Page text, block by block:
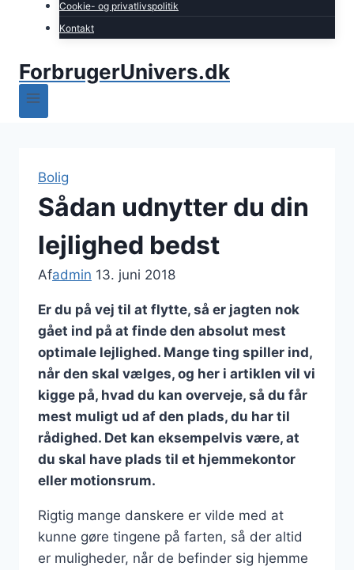
Cookie- og privatlivspolitik
Kontakt
ForbrugerUnivers.dk
Bolig
Sådan udnytter du din
lejlighed bedst
Afadmin 13. juni 2018
Er du på vej til at flytte, så er jagten nok
gået ind på at finde den absolut mest
optimale lejlighed. Mange ting spiller ind,
når den skal vælges, og her i artiklen vil vi
kigge på, hvad du kan overveje, så du får
mest muligt ud af den plads, du har til
rådighed. Det kan eksempelvis være, at
du skal have plads til et hjemmekontor
eller motionsrum.
Rigtig mange danskere er vilde med at
kunne gøre tingene på farten, så der altid
er muligheder, når de befinder sig hjemme